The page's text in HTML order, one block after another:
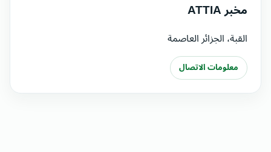
مخبر ATTIA
القبة، الجزائر العاصمة
معلومات الاتصال